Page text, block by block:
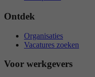
Ontdek
Organisaties
Vacatures zoeken
Voor werkgevers